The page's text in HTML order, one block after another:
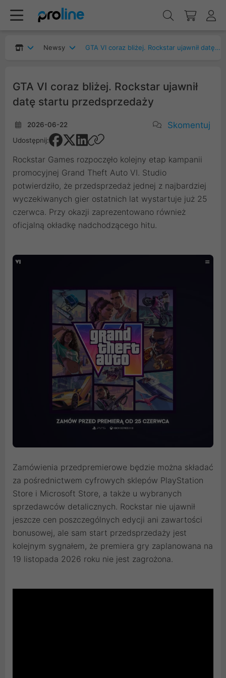
Newsy GTA VI coraz bliżej. Rockstar ujawnił datę startu przedsprzedaży
GTA VI coraz bliżej. Rockstar ujawnił
datę startu przedsprzedaży
2026-06-22 Skomentuj
Udostępnij:
Rockstar Games rozpoczęło kolejny etap kampanii
promocyjnej Grand Theft Auto VI. Studio
potwierdziło, że przedsprzedaż jednej z najbardziej
wyczekiwanych gier ostatnich lat wystartuje już 25
czerwca. Przy okazji zaprezentowano również
oficjalną okładkę nadchodzącego hitu.
Zamówienia przedpremierowe będzie można składać
za pośrednictwem cyfrowych sklepów PlayStation
Store i Microsoft Store, a także u wybranych
sprzedawców detalicznych. Rockstar nie ujawnił
jeszcze cen poszczególnych edycji ani zawartości
bonusowej, ale sam start przedsprzedaży jest
kolejnym sygnałem, że premiera gry zaplanowana na
19 listopada 2026 roku nie jest zagrożona.